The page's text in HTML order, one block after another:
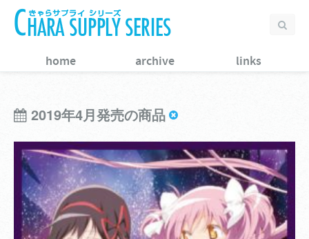
home archive links
2019年4月発売の商品